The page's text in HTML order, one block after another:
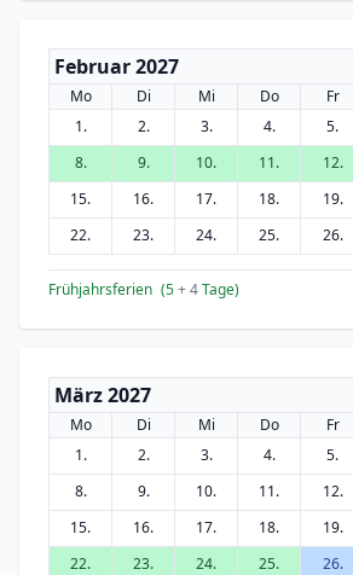
Februar 2027
Mo Di Mi Do Fr
1.
2. 3. 4. 5.
8.
9. 10. 11. 12.
15.
16. 17. 18. 19.
22.
23. 24. 25. 26.
Frühjahrsferien (5+ 4Tage)
März 2027
Mo Di Mi Do Fr
1.
2. 3. 4. 5.
8.
9. 10. 11. 12.
15.
16. 17. 18. 19.
22.
23. 24. 25. 26.